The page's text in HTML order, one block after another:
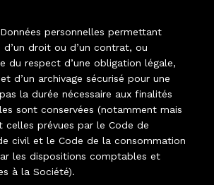
personnelles permettant
d’un droit ou d’un contrat, ou
du respect d’une obligation légale,
d’un archivage sécurisé pour une
la durée nécessaire aux finalités
sont conservées (notamment mais
celles prévues par le Code de
civil et le Code de la consommation
les dispositions comptables et
à la Société).